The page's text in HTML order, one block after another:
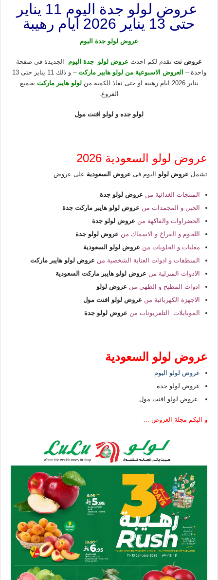
عروض لولو جدة اليوم 11 يناير
حتى 13 يناير 2026 ايام رهيبة
عروض لولو جدة اليوم
عروض نتتقدم لكم احدث عروض لولو جدة اليوم
الجديدة فى صفحة
واحدة – العروض الاسبوعية من لولو هايبر ماركت
– و ذلك 11 يناير حتى 13
يناير 2026 ايام رهيبة او حتى نفاذ الكمية من
لولو هايبر ماركت بجميع
الفروع.
لولو جدهو لولو افنت مول
عروض لولو السعودية 2026
تشمل عروض لولو اليوم فى عروض السعوديةعلى عروض
المنتجات الغذائية من عروض لولو جدة
الجبن و المجمدات من عروض لولو هايبر ماركت جدة
الخضراوات والفاكهة من عروض لولو جدة
اللحوم و الفراخ و الاسماك من عروض لولو جدة
معلبات و الحلويات من عروض لولو السعودية
المنظفات و ادوات العناية الشخصية من عروض لولو هايبر ماركت
الادوات المنزلية من عروض لولو هايبر ماركت السعودية
ادوات المطبخ و الطهى من عروض لولو
الاجهزة الكهربائية من عروض لولو افنت مول
الموبايلات التلفزيونات من عروض لولو جدة
عروض لولو السعودية
عروض لولو اليوم
عروض لولو جده
عروض لولو افنت مول
و اليكم مجلة العروض …